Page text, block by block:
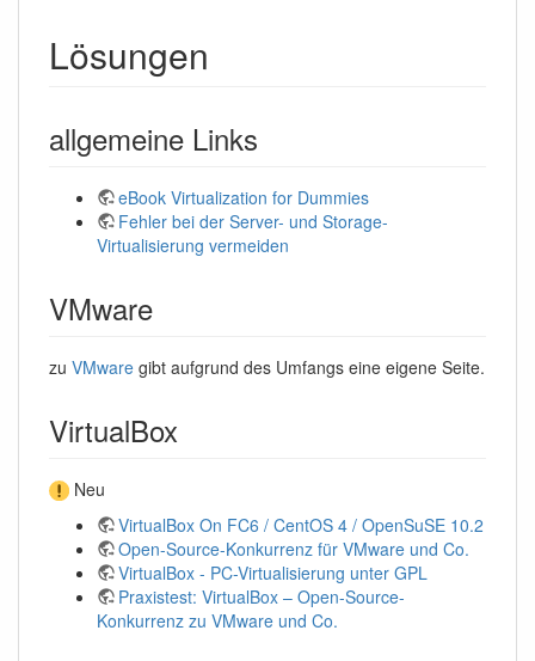
Lösungen
allgemeine Links
eBook Virtualization for Dummies
Fehler bei der Server- und Storage-
Virtualisierung vermeiden
VMware
zu VMware gibt aufgrund des Umfangs eine eigene Seite.
VirtualBox
Neu
VirtualBox On FC6 / CentOS 4 / OpenSuSE 10.2
Open-Source-Konkurrenz für VMware und Co.
VirtualBox - PC-Virtualisierung unter GPL
Praxistest: VirtualBox – Open-Source-
Konkurrenz zu VMware und Co.